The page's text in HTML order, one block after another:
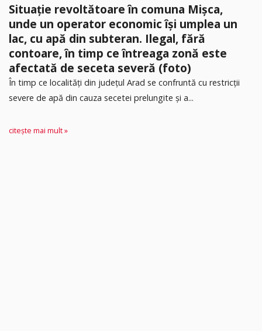
Situație revoltătoare în comuna Mișca,
unde un operator economic își umplea un
lac, cu apă din subteran. Ilegal, fără
contoare, în timp ce întreaga zonă este
afectată de seceta severă (foto)
În timp ce localități din județul Arad se confruntă cu restricții
severe de apă din cauza secetei prelungite și a...
citește mai mult »